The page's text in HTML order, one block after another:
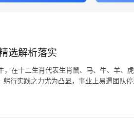
选解析落实
在十二生肖代表生肖鼠、马、牛、羊、
躬行实践之力尤为凸显，事业上易遇团队